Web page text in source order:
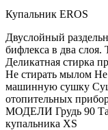
Купальник EROS
Двуслойный
бифлекса в два
Деликатная стирка
Не стирать мылом Не
машинную сушку
отопительных
МОДЕЛИ Грудь 90
купальника XS